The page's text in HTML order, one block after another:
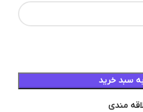
سبد خرید
مندی